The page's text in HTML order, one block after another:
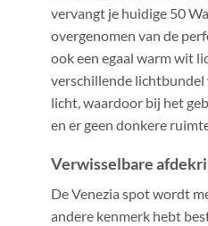
vervangt je huidige 50
overgenomen van de
ook een egaal warm wit
verschillende lichtbundel
licht, waardoor bij het
en er geen donkere
Verwisselbare
De Venezia spot wordt
andere kenmerk hebt